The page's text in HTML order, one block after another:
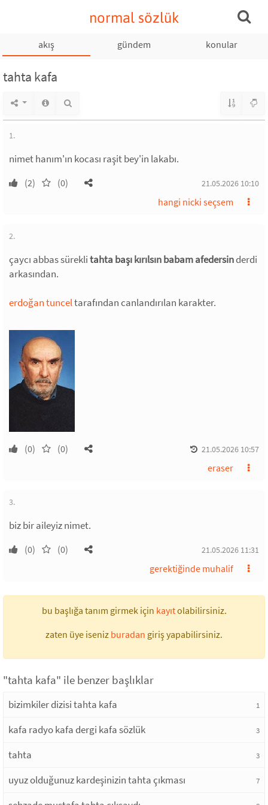
normal sözlük
akış gündem konular
tahta kafa
1.
nimet hanım'ın kocası raşit bey'in lakabı.
(2) (0) 21.05.2026 10:10
hangi nicki seçsem
2.
çaycı abbas süreklitahta başı kırılsın babam afedersinderdi
arkasından.
erdoğan tunceltarafından canlandırılan karakter.
(0) (0) 21.05.2026 10:57
eraser
3.
biz bir aileyiz nimet.
(0) (0) 21.05.2026 11:31
gerektiğinde muhalif
bu başlığa tanım girmek için kayıtolabilirsiniz.
zaten üye iseniz buradan giriş yapabilirsiniz.
"tahta kafa" ile benzer başlıklar
bizimkiler dizisi tahta kafa 1
kafa radyo kafa dergi kafa sözlük 3
tahta 3
uyuz olduğunuz kardeşinizin tahta çıkması 7